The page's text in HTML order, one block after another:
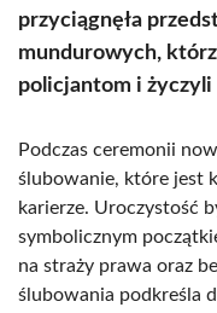
przyciągnęła
mundurowych,
policjantom i życzyli
Podczas ceremonii
ślubowanie, które jest
karierze. Uroczystość
symbolicznym
na straży prawa oraz
ślubowania podkreśla